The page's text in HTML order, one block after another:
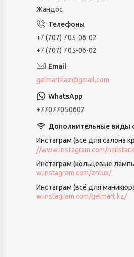
Жандос
+7 (707) 705-06-02
+7 (707) 705-06-02
gelmartkaz@gmail.com
+77077050602
Инстаграм (все для салона
//www.instagram.com/
Инстаграм (кольцевые
w.instagram.com/znlux/
Инстаграм (всё для
w.instagram.com/gelmart.kz/